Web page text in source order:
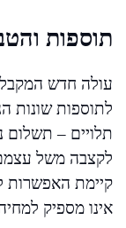
תוספות
עולה חדש המקבל
לתוספות שונות
תלויים – תשלום
קיימת האפשרות
אינו מספיק